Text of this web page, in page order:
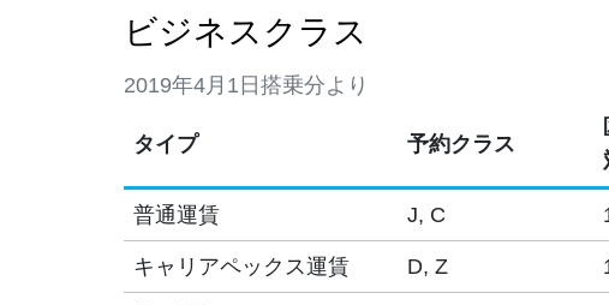
ビジネスクラス
2019年4月1日搭乗分より
タイプ 予約クラス
普通運賃 J, C
キャリアペックス運賃 D, Z